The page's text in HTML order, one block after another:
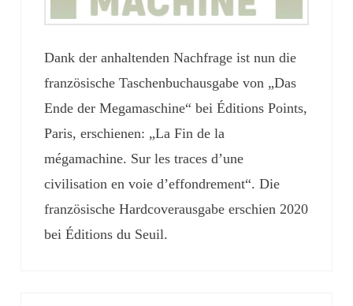
Dank der anhaltenden Nachfrage ist nun die
französische Taschenbuchausgabe von „Das
Ende der Megamaschine“ bei Éditions Points,
Paris, erschienen: „La Fin de la
mégamachine. Sur les traces d’une
civilisation en voie d’effondrement“. Die
französische Hardcoverausgabe erschien 2020
bei Éditions du Seuil.